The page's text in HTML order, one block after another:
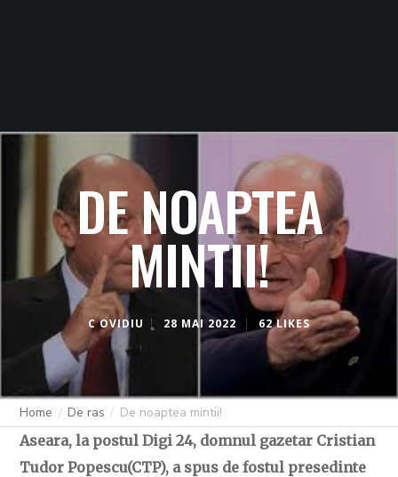
DE NOAPTEA
MINTII!
C OVIDIU 28 MAI 2022 62 LIKES
Home De ras De noaptea mintii!
Aseara, la postul Digi 24, domnul gazetar Cristian
Tudor Popescu(CTP), a spus de fostul presedinte